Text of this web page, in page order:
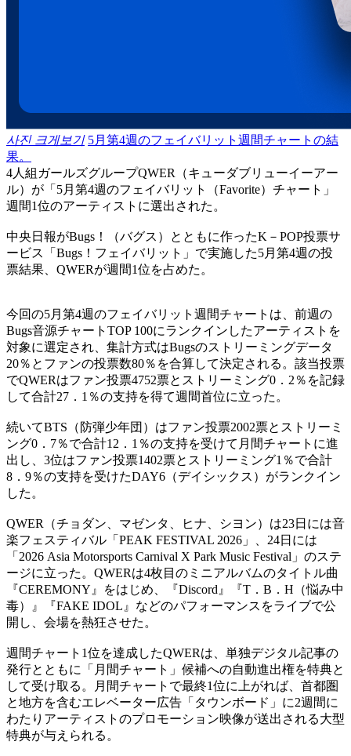
사진 크게보기 5月第4週のフェイバリット週間チャートの結
果。
4人組ガールズグループQWER（キューダブリューイーアー
ル）が「5月第4週のフェイバリット（Favorite）チャート」
週間1位のアーティストに選出された。
中央日報がBugs！（バグス）とともに作ったK－POP投票サ
ービス「Bugs！フェイバリット」で実施した5月第4週の投
票結果、QWERが週間1位を占めた。
今回の5月第4週のフェイバリット週間チャートは、前週の
Bugs音源チャートTOP 100にランクインしたアーティストを
対象に選定され、集計方式はBugsのストリーミングデータ
20％とファンの投票数80％を合算して決定される。該当投票
でQWERはファン投票4752票とストリーミング0．2％を記録
して合計27．1％の支持を得て週間首位に立った。
続いてBTS（防弾少年団）はファン投票2002票とストリーミ
ング0．7％で合計12．1％の支持を受けて月間チャートに進
出し、3位はファン投票1402票とストリーミング1％で合計
8．9％の支持を受けたDAY6（デイシックス）がランクイン
した。
QWER（チョダン、マゼンタ、ヒナ、シヨン）は23日には音
楽フェスティバル「PEAK FESTIVAL 2026」、24日には
「2026 Asia Motorsports Carnival X Park Music Festival」のステ
ージに立った。QWERは4枚目のミニアルバムのタイトル曲
『CEREMONY』をはじめ、『Discord』『T．B．H（悩み中
毒）』『FAKE IDOL』などのパフォーマンスをライブで公
開し、会場を熱狂させた。
週間チャート1位を達成したQWERは、単独デジタル記事の
発行とともに「月間チャート」候補への自動進出権を特典と
して受け取る。月間チャートで最終1位に上がれば、首都圏
と地方を含むエレベーター広告「タウンボード」に2週間に
わたりアーティストのプロモーション映像が送出される大型
特典が与えられる。